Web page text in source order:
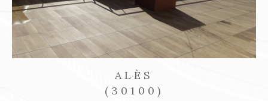
SAINT-AMBROIX